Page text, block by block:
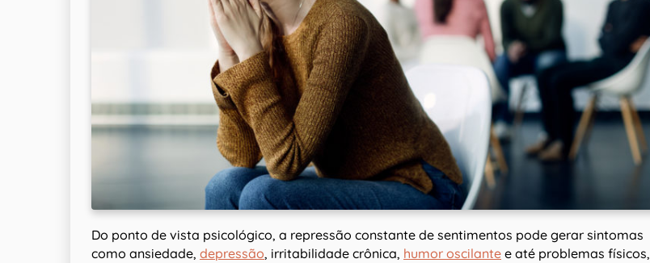
Do ponto de vista psicológico, a repressão constante de sentimentos pode gerar sintomas
como ansiedade, depressão, irritabilidade crônica, humor oscilante e até problemas físicos,